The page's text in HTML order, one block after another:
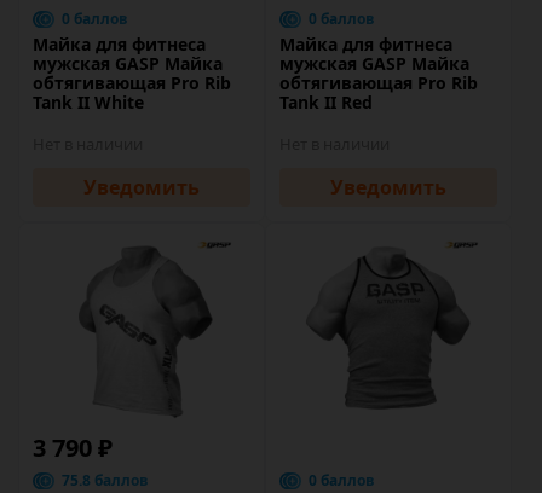
0 баллов
Майка для фитнеса
мужская GASP Майка
обтягивающая Pro Rib
Tank II White
Уведомить
0 баллов
Майка для фитнеса
мужская GASP Майка
обтягивающая Pro Rib
Tank II Red
Уведомить
3 790 ₽
75.8 баллов 0 баллов